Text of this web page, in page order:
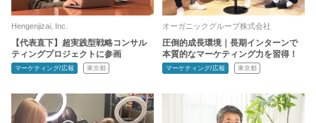
Hengenjizai, Inc.
【代表直下】超実践型戦略コンサル
ティングプロジェクトに参画
マーケティング/広報 東京都
オーガニックグループ株式会社
圧倒的成長環境｜長期インターンで
本質的なマーケティング力を習得！
マーケティング/広報 東京都